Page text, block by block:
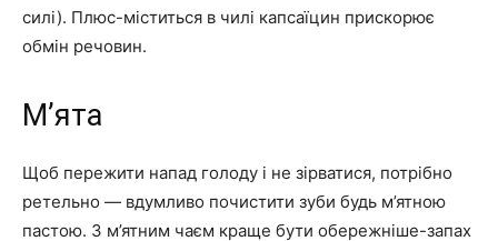
силі). Плюс-міститься в чилі капсаїцин прискорює
обмін речовин.
М’ята
Щоб пережити напад голоду і не зірватися, потрібно
ретельно — вдумливо почистити зуби будь м’ятною
пастою. З м’ятним чаєм краще бути обережніше-запах